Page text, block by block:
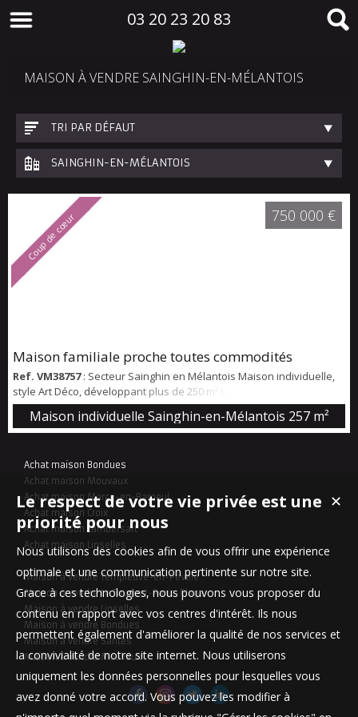
03 20 23 20 83
MAISON À VENDRE SAINGHIN-EN-MÉLANTOIS
TRI PAR DÉFAUT
SAINGHIN-EN-MÉLANTOIS
Coup de cœur
Maison familiale proche toutes commodités
Ref. VM38757: Secteur Sainghin en Mélantois Maison individuelle,
style Art Déco, développant plus de 250 m² habitables, implantée
sur un beau terrain arboré d’environ 1400 m² avec portail sécurisé.
Une maison pleine de charme offrant de très beaux volumes et des
prestations soignées. Idéal famille, proche école Saint Adrien.
Maison individuelle Sainghin-en-Mélantois 257 m²
750 000 €
Achat maison Bondues
Achat maison Mouvaux
Achat maison Marcq-en-Baroeul
Achat maison Croix
Achat maison Lambersart
Achat maison Linselles
Maison à vendre Templeuve-en-Pévèle
Maison à vendre Le Touquet-Paris-Plage
Maison à vendre Linselles
Maison à vendre Bondues
Maison à vendre Santes
Maison à vendre Mouvaux
✕
Le respect de votre vie privée est une
priorité pour nous
Nous utilisons des cookies afin de vous offrir une expérience
optimale et une communication pertinente sur notre site.
Grace à ces technologies, nous pouvons vous proposer du
contenu en rapport avec vos centres d'intérêt. Ils nous
permettent également d'améliorer la qualité de nos services et
la convivialité de notre site internet. Nous utiliserons
uniquement les données personnelles pour lesquelles vous
avez donné votre accord. Vous pouvez les modifier à